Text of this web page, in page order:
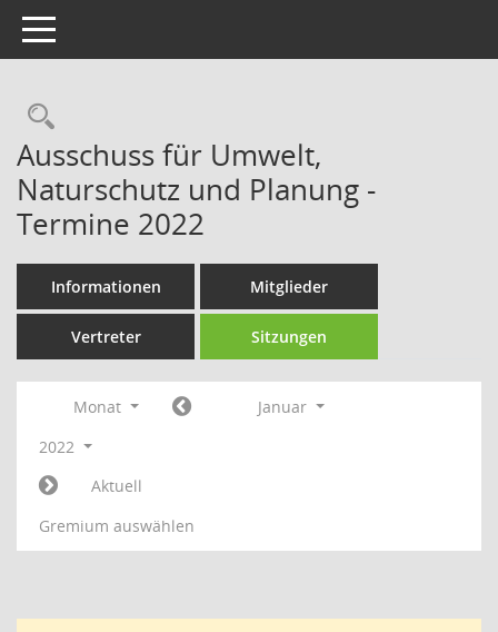
Toggle navigation
Rechercheauswahl
Ausschuss für Umwelt,
Naturschutz und Planung -
Termine 2022
Informationen Mitglieder
Vertreter Sitzungen
Monat
Januar
2022
Aktuell
Gremium auswählen